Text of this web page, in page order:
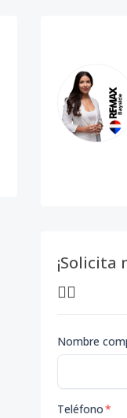
👇🏽
Nombre
Teléfono*